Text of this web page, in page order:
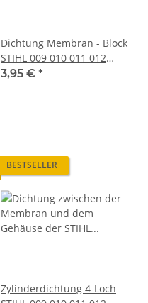
Dichtung Membran - Block
STIHL 009 010 011 012
Motorsäge Kettensäge
3,95 € *
BESTSELLER
Zylinderdichtung 4-Loch